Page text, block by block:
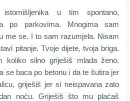
u tim spontano,
po parkovima. Mnogima sam
me se. I to sam razumjela. Nisam
pitanje. Tvoje dijete, tvoja briga.
silno griješiš mlada ženo.
se baca po betonu i da te šutira jer
griješiš jer si neispavana zato
noću. Griješiš što mu plaćaš